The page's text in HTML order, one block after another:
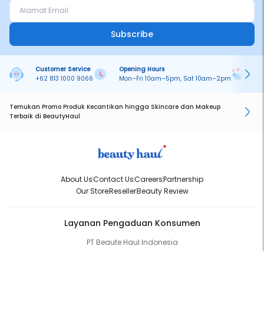
Subscribe
Customer Service
+62 813 1000 9066
Opening Hours
Mon–Fri 10am–5pm, Sat 10am–2pm
Temukan Promo Produk Kecantikan hingga Skincare dan Makeup
Terbaik di BeautyHaul
About UsContact UsCareersPartnership
Our StoreResellerBeauty Review
Layanan Pengaduan Konsumen
PT Beaute Haul Indonesia